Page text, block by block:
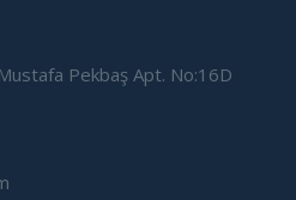
Pekbaş Apt. No:16D